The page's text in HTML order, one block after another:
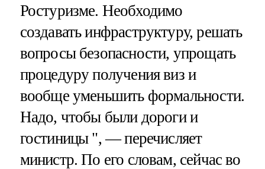
Ростуризме. Необходимо
создавать инфраструктуру, решать
вопросы безопасности, упрощать
процедуру получения виз и
вообще уменьшить формальности.
Надо, чтобы были дороги и
гостиницы ", — перечисляет
министр. По его словам, сейчас во